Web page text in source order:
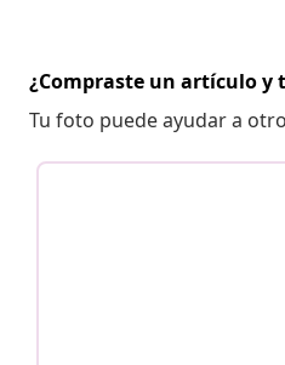
¿Compraste un artículo y
Tu foto puede ayudar a